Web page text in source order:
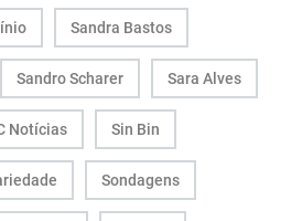
Sandra Bastos
Sandro Scharer Sara Alves
Notícias Sin Bin
Sondagens